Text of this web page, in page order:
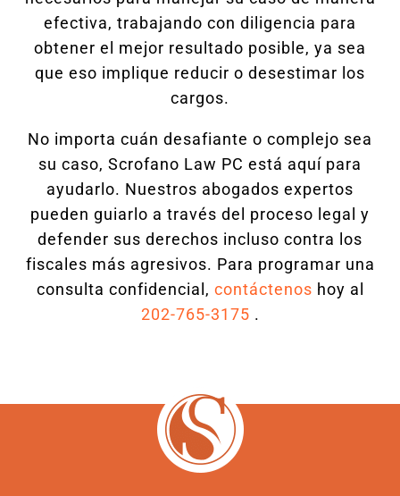
efectiva, trabajando con diligencia para
obtener el mejor resultado posible, ya sea
que eso implique reducir o desestimar los
cargos.
No importa cuán desafiante o complejo sea
su caso, Scrofano Law PC está aquí para
ayudarlo. Nuestros abogados expertos
pueden guiarlo a través del proceso legal y
defender sus derechos incluso contra los
fiscales más agresivos. Para programar una
consulta confidencial, contáctenos hoy al
202-765-3175 .